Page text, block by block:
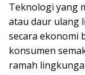
Teknologi yang
atau daur ulang
secara ekonomi
konsumen
ramah